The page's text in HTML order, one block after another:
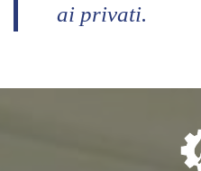
ai privati.